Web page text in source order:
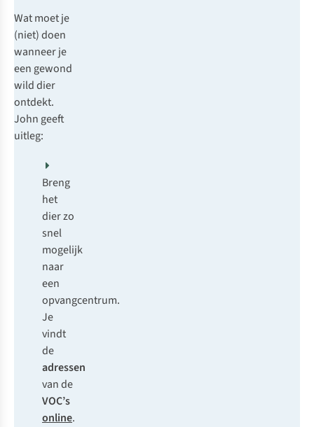
Wat moet je
(niet) doen
wanneer je
een gewond
wild dier
ontdekt.
John geeft
uitleg:
Breng
het
dier zo
snel
mogelijk
naar
een
opvangcentrum.
Je
vindt
de
adressen
van de
VOC’s
online.